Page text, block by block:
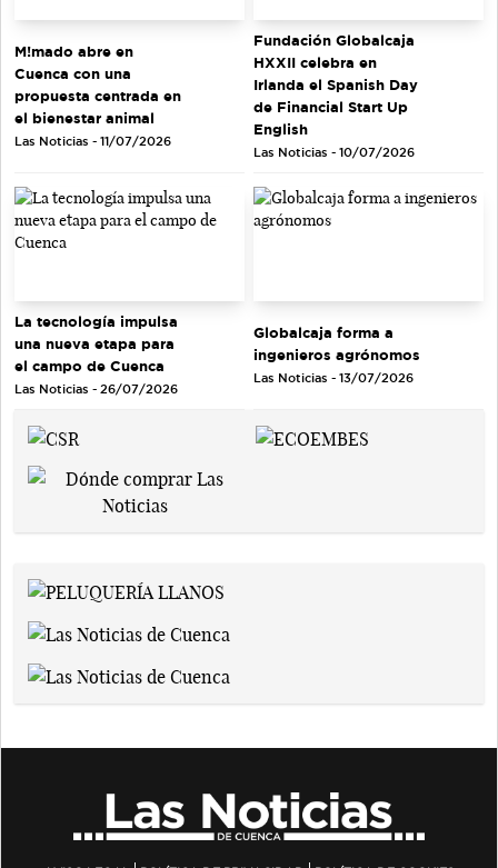
M!mado abre en
Cuenca con una
propuesta centrada en
el bienestar animal
Las Noticias - 11/07/2026
Fundación Globalcaja
HXXII celebra en
Irlanda el Spanish Day
de Financial Start Up
English
Las Noticias - 10/07/2026
La tecnología impulsa
una nueva etapa para
el campo de Cuenca
Las Noticias - 26/07/2026
Globalcaja forma a
ingenieros agrónomos
Las Noticias - 13/07/2026